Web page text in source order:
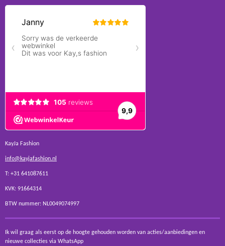
KayJa Fashion
info@kayjafashion.nl
T: +31 641087611
KVK: 91664314
BTW nummer: NL0049074997
Ik wil graag als eerst op de hoogte gehouden worden van acties/aanbiedingen en
nieuwe collecties via WhatsApp